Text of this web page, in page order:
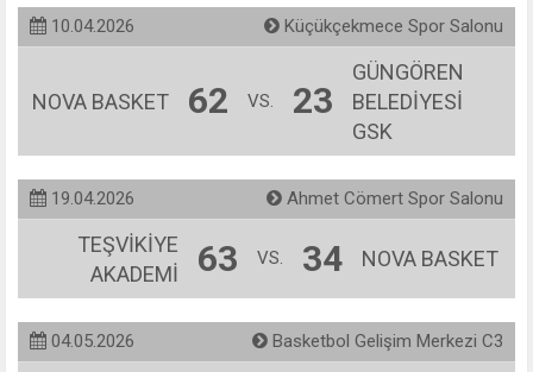
10.04.2026 Küçükçekmece Spor Salonu
NOVA BASKET 62 VS. 23
GÜNGÖREN
BELEDİYESİ
GSK
19.04.2026 Ahmet Cömert Spor Salonu
TEŞVİKİYE
AKADEMİ
63 VS. 34 NOVA BASKET
04.05.2026 Basketbol Gelişim Merkezi C3